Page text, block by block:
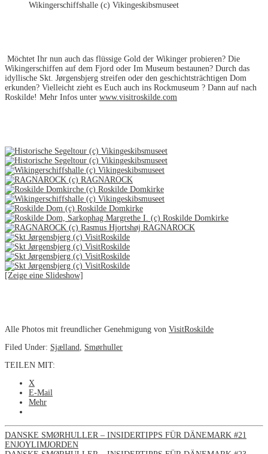
Wikingerschiffshalle (c) Vikingeskibsmuseet
Möchtet Ihr nun auch das flüssige Gold der Wikinger probieren? Die
Wikingerschiffen auf dem Fjord oder Im Museum bestaunen? Durch das
idyllische Skt. Jørgensbjerg streifen oder den geschichtsträchtigen Dom
erkunden? Vielleicht zieht es Euch auch ins Rockmuseum ? Dann auf nach
Roskilde! Mehr Infos unter www.visitroskilde.com
[Zeige eine Slideshow]
Alle Photos mit freundlicher Genehmigung von VisitRoskilde
Filed Under: Sjælland, Smørhuller
TEILEN MIT:
X
E-Mail
Mehr
DANSKE SMØRHULLER – INSIDERTIPPS FÜR DÄNEMARK #21
ENJOYLIMJORDEN